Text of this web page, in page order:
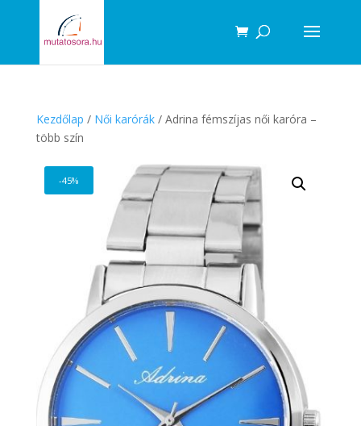
Kezdőlap / Női karórák/ Adrina fémszíjas női karóra –
több szín
-45%